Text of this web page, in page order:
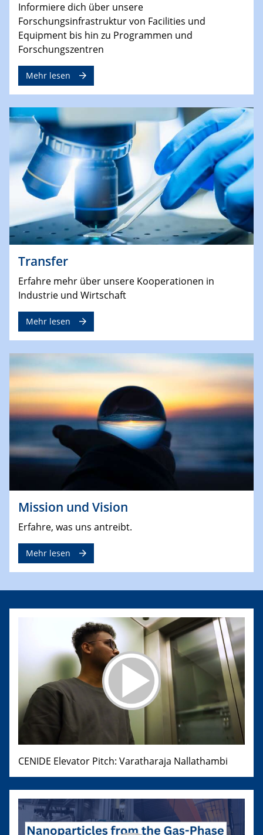
Informiere dich über unsere
Forschungsinfrastruktur von Facilities und
Equipment bis hin zu Programmen und
Forschungszentren
Mehr lesen
Transfer
Erfahre mehr über unsere Kooperationen in
Industrie und Wirtschaft
Mehr lesen
Mission und Vision
Erfahre, was uns antreibt.
Mehr lesen
CENIDE Elevator Pitch: Varatharaja Nallathambi